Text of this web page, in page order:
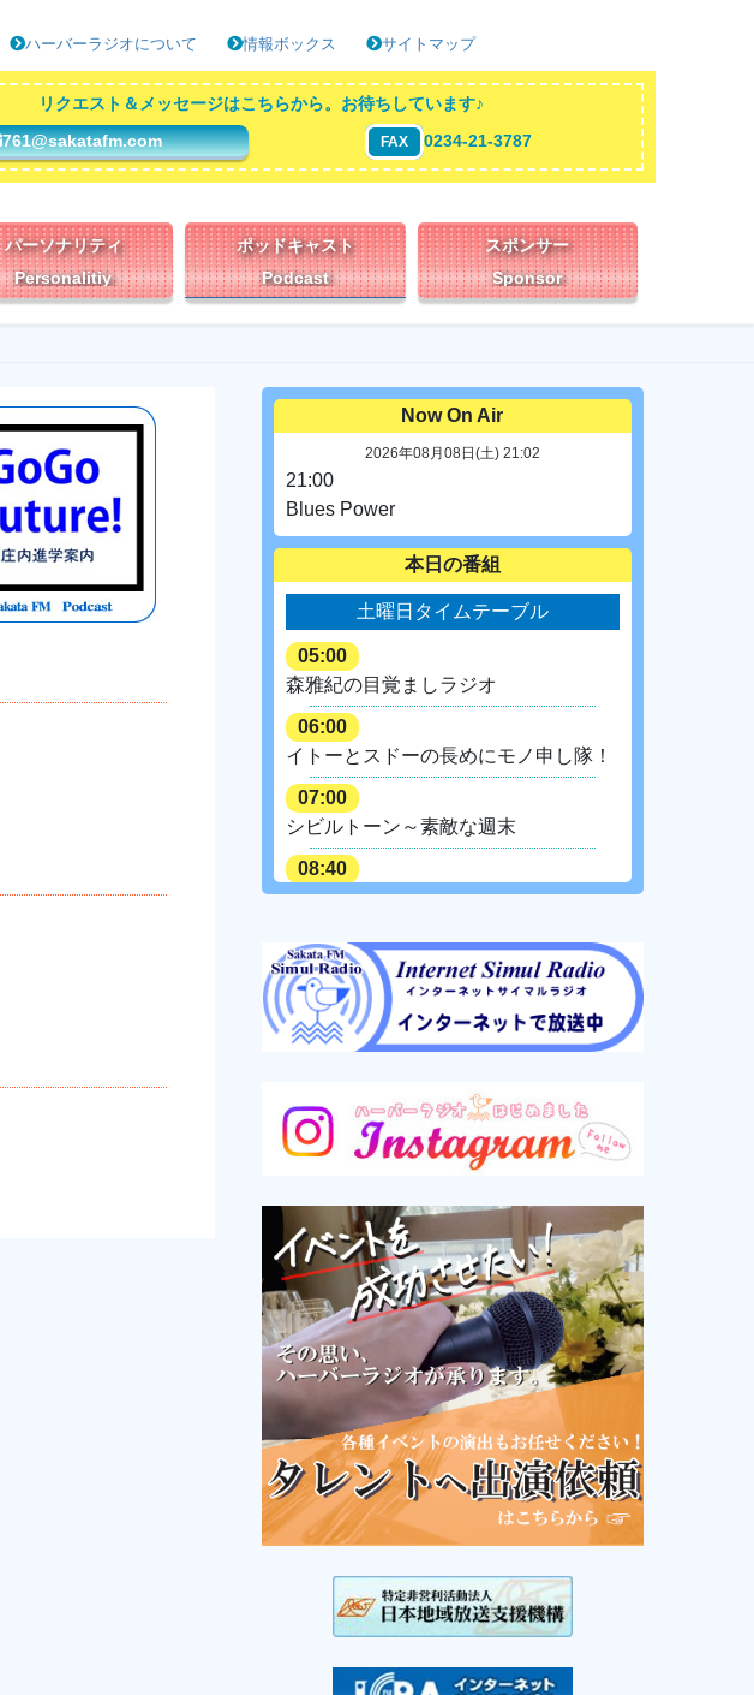
ハーバーラジオについて 情報ボックス サイトマップ
リクエスト＆メッセージはこちらから。お待ちしています♪
761@sakatafm.com
FAX 0234-21-3787
パーソナリティ
Personalitiy
ポッドキャスト
Podcast
スポンサー
Sponsor
Now On Air
2026年08月08日(土) 21:02
21:00
Blues Power
本日の番組
土曜日タイムテーブル
05:00
森雅紀の目覚ましラジオ
06:00
イトーとスドーの長めにモノ申し隊！
07:00
シビルトーン～素敵な週末
08:40
イトーとスドーのモノ申し隊！
09:00
リメンバーミュージック
邦楽2010年代～最新曲
09:50 ラジオショッピング
11:00
演芸名人選
12:00
デラ雑２・渡部公希のマグナムトークライ
ブ
パーソナリティ： 渡部公希
13:00
サンドウィッチマンのラジオやらせ
ろ！(再)
13:30
伝えます！庄内浜の味と技(再)
パーソナリティ：庄内浜文化伝道師メン
バー
YeSU!ゲーム学園(再)
14:30
パーソナリティ： 高橋洋介